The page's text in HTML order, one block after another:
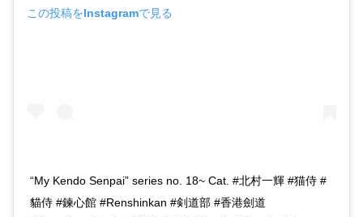
この投稿をInstagramで見る
“My Kendo Senpai” series no. 18~ Cat. #北村一輝 #猫侍 #
貓侍 #鍊心館 #Renshinkan #剣道部 #香港劍道